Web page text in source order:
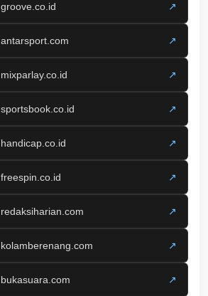
groove.co.id ↗
antarsport.com ↗
mixparlay.co.id ↗
sportsbook.co.id ↗
handicap.co.id ↗
freespin.co.id ↗
redaksiharian.com ↗
kolamberenang.com ↗
bukasuara.com ↗